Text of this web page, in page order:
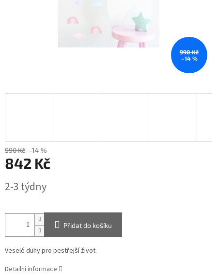
990 Kč
–14 %
990 Kč –14 %
842 Kč
cena:
2-3 týdny
Přidat do košíku
Veselé duhy pro pestřejší život.
Detailní informace